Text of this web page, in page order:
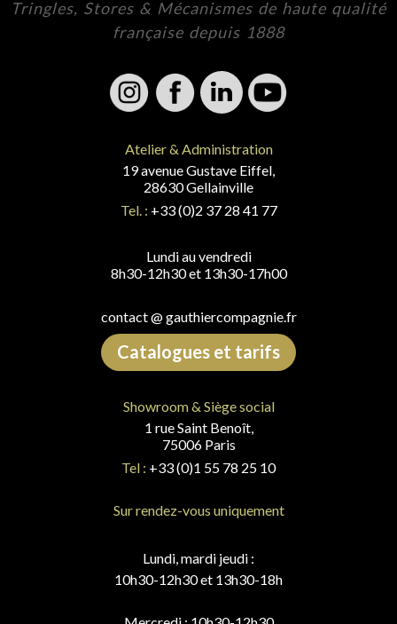
Tringles, Stores & Mécanismes de haute qualité
française depuis 1888
Atelier & Administration
19 avenue Gustave Eiffel,
28630 Gellainville
Tel. : +33 (0)2 37 28 41 77
Lundi au vendredi
8h30-12h30 et 13h30-17h00
contact @ gauthiercompagnie.fr
Catalogues et tarifs
Showroom & Siège social
1 rue Saint Benoît,
75006 Paris
Tel : +33 (0)1 55 78 25 10
Sur rendez-vous uniquement
Lundi, mardi jeudi :
10h30-12h30 et 13h30-18h